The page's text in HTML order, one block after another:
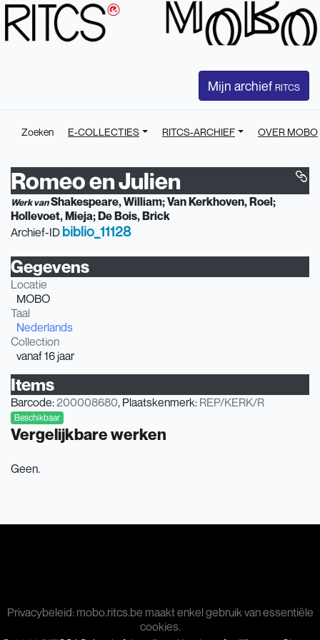
Mijn archief RITCS
Zoeken E-COLLECTIES RITCS-ARCHIEF OVER MOBO
Romeo en Julien
Werk van Shakespeare, William Van Kerkhoven, Roel
Hollevoet, Mieja De Bois, Brick
Archief-ID biblio_11128
Gegevens
Locatie
MOBO
Taal
Nederlands
Collection
vanaf 16 jaar
Items
Barcode:200008680, Plaatskenmerk: REP/KERK/R
Beschikbaar
Vergelijkbare werken
Geen.
Privacybeleid: mobo.ritcs.be maakt enkel gebruik van essentiële
cookies.